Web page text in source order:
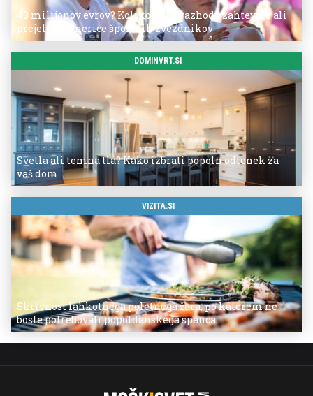
43 milijonov evrov? Koliko so po razhodu zahtevale ali
prejele partnerice športnih zvezdnikov
DOMINVRT.SI
Svetla ali temna tla? Kako izbrati popoln odtenek za
vaš dom
VIZITA.SI
Skrivnost lahkotnega poletnega žara, po katerem ne
boste potrebovali popoldanskega spanca